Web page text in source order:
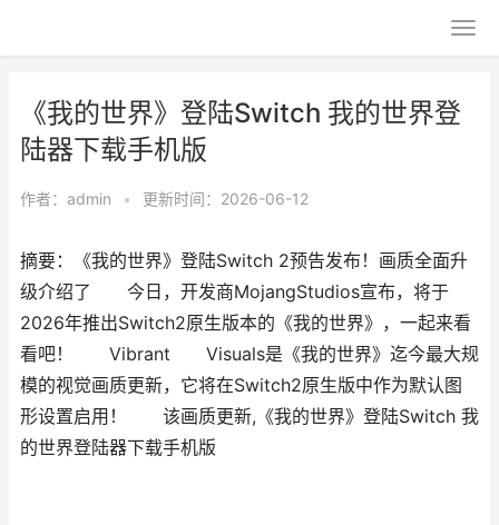
《我的世界》登陆Switch 我的世界登
陆器下载手机版
作者： admin • 更新时间：2026-06-12
摘要：《我的世界》登陆Switch 2预告发布！画质全面升
级介绍了 今日，开发商MojangStudios宣布，将于
2026年推出Switch2原生版本的《我的世界》，一起来看
看吧！ Vibrant Visuals是《我的世界》迄今最大规
模的视觉画质更新，它将在Switch2原生版中作为默认图
形设置启用！ 该画质更新,《我的世界》登陆Switch 我
的世界登陆器下载手机版